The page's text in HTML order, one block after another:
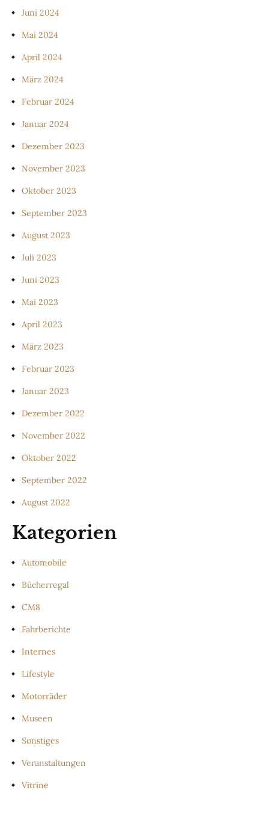
Juni 2024
Mai 2024
April 2024
März 2024
Februar 2024
Januar 2024
Dezember 2023
November 2023
Oktober 2023
September 2023
August 2023
Juli 2023
Juni 2023
Mai 2023
April 2023
März 2023
Februar 2023
Januar 2023
Dezember 2022
November 2022
Oktober 2022
September 2022
August 2022
Kategorien
Automobile
Bücherregal
CM8
Fahrberichte
Internes
Lifestyle
Motorräder
Museen
Sonstiges
Veranstaltungen
Vitrine